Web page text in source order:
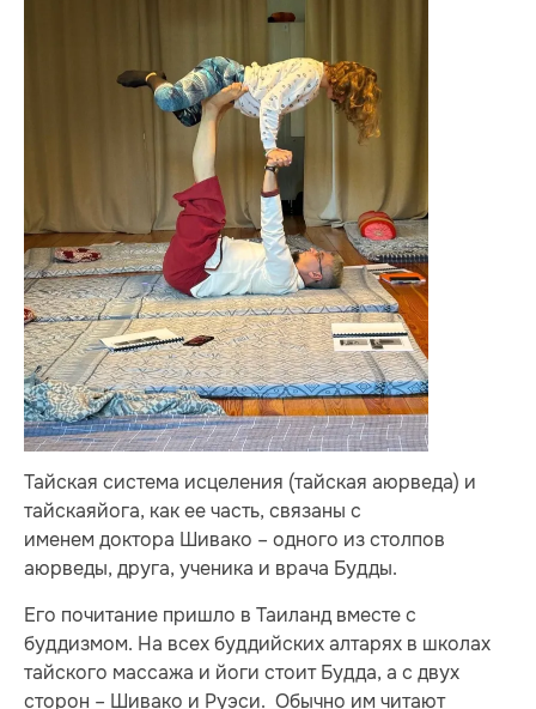
Тайская система исцеления (тайская аюрведа) и
тайскаяйога, как ее часть, связаны с
именем доктора Шивако – одного из столпов
аюрведы, друга, ученика и врача Будды.
Его почитание пришло в Таиланд вместе с
буддизмом. На всех буддийских алтарях в школах
тайского массажа и йоги стоит Будда, а с двух
сторон – Шивако и Руэси. Обычно им читают